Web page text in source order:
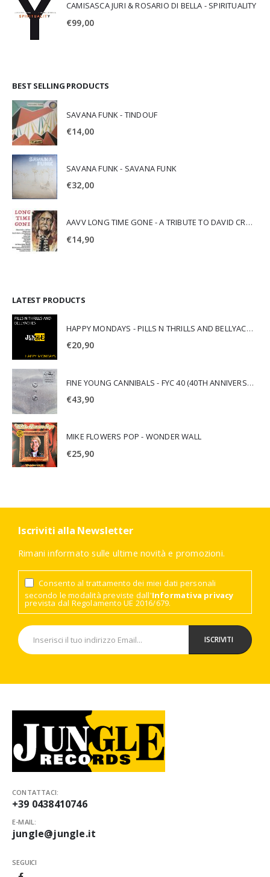
CAMISASCA JURI & ROSARIO DI BELLA - SPIRITUALITY
€99,00
BEST SELLING PRODUCTS
SAVANA FUNK - TINDOUF
€14,00
SAVANA FUNK - SAVANA FUNK
€32,00
AAVV LONG TIME GONE - A TRIBUTE TO DAVID CROSBY
€14,90
LATEST PRODUCTS
HAPPY MONDAYS - PILLS N THRILLS AND BELLYACHES
€20,90
FINE YOUNG CANNIBALS - FYC 40 (40TH ANNIVERSARY)
€43,90
MIKE FLOWERS POP - WONDER WALL
€25,90
Iscriviti alla Newsletter
Rimani informato sulle ultime novità e promozioni.
Consento al trattamento dei miei dati personali
secondo le modalità previste dall'Informativa privacy
prevista dal Regolamento UE 2016/679.
CONTATTACI:
+39 0438410746
E-MAIL:
jungle@jungle.it
SEGUICI